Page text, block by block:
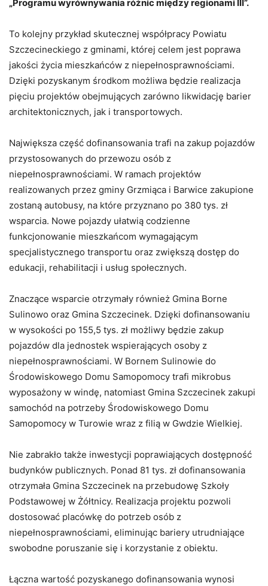
„Programu wyrównywania różnic między regionami III”.
To kolejny przykład skutecznej współpracy Powiatu
Szczecineckiego z gminami, której celem jest poprawa
jakości życia mieszkańców z niepełnosprawnościami.
Dzięki pozyskanym środkom możliwa będzie realizacja
pięciu projektów obejmujących zarówno likwidację barier
architektonicznych, jak i transportowych.
Największa część dofinansowania trafi na zakup pojazdów
przystosowanych do przewozu osób z
niepełnosprawnościami. W ramach projektów
realizowanych przez gminy Grzmiąca i Barwice zakupione
zostaną autobusy, na które przyznano po 380 tys. zł
wsparcia. Nowe pojazdy ułatwią codzienne
funkcjonowanie mieszkańcom wymagającym
specjalistycznego transportu oraz zwiększą dostęp do
edukacji, rehabilitacji i usług społecznych.
Znaczące wsparcie otrzymały również Gmina Borne
Sulinowo oraz Gmina Szczecinek. Dzięki dofinansowaniu
w wysokości po 155,5 tys. zł możliwy będzie zakup
pojazdów dla jednostek wspierających osoby z
niepełnosprawnościami. W Bornem Sulinowie do
Środowiskowego Domu Samopomocy trafi mikrobus
wyposażony w windę, natomiast Gmina Szczecinek zakupi
samochód na potrzeby Środowiskowego Domu
Samopomocy w Turowie wraz z filią w Gwdzie Wielkiej.
Nie zabrakło także inwestycji poprawiających dostępność
budynków publicznych. Ponad 81 tys. zł dofinansowania
otrzymała Gmina Szczecinek na przebudowę Szkoły
Podstawowej w Żółtnicy. Realizacja projektu pozwoli
dostosować placówkę do potrzeb osób z
niepełnosprawnościami, eliminując bariery utrudniające
swobodne poruszanie się i korzystanie z obiektu.
Łączna wartość pozyskanego dofinansowania wynosi